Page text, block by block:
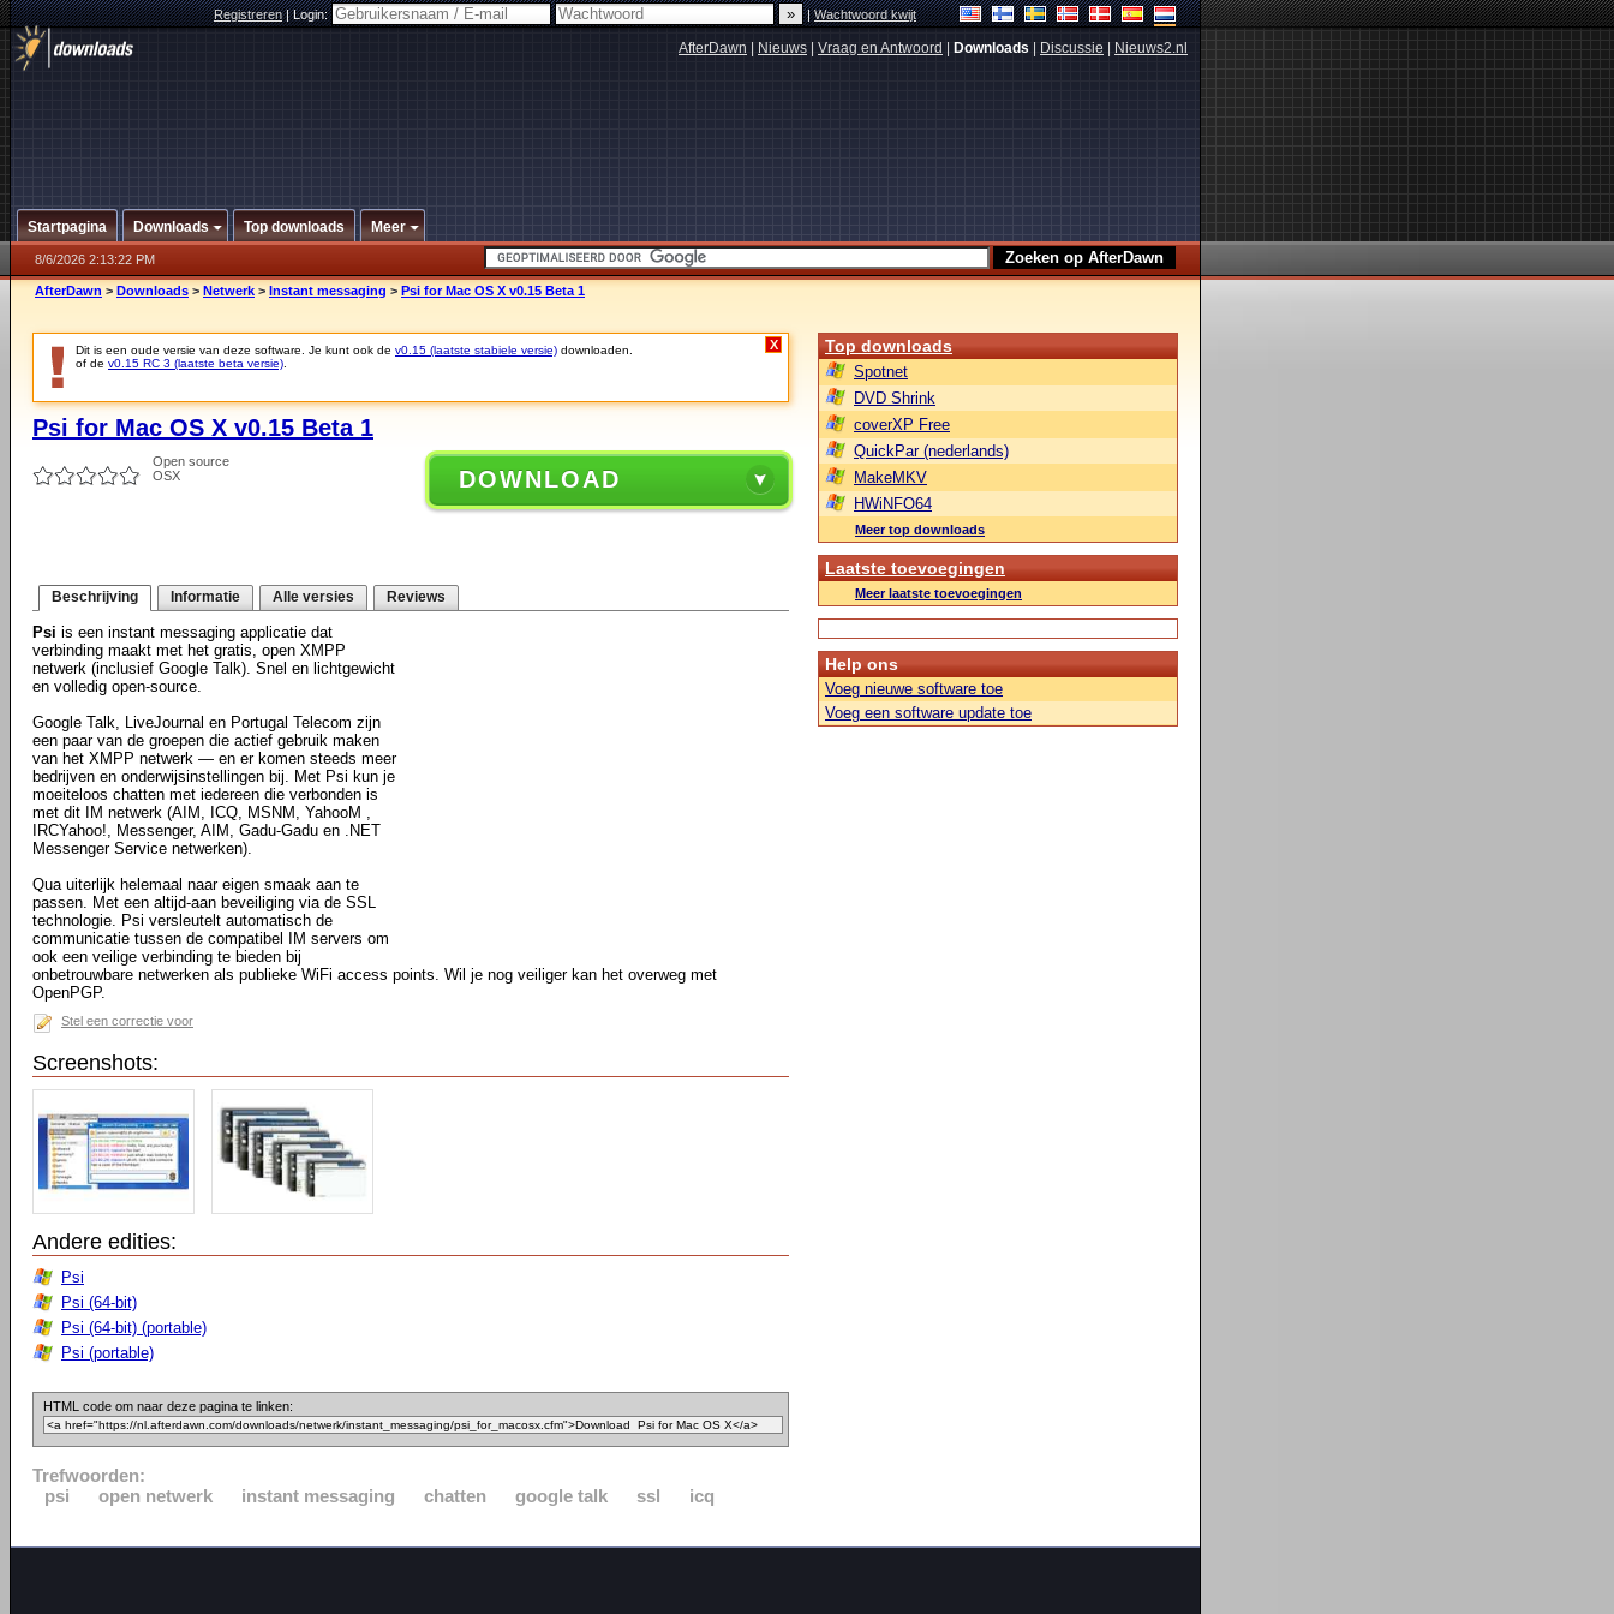
Registreren|Login: |Wachtwoord kwijt
AfterDawn Nieuws Vraag en Antwoord Downloads Discussie Nieuws2.nl
Startpagina Downloads Top downloads Meer
8/6/2026 2:13:22 PM
AfterDawn > Downloads > Netwerk > Instant messaging > Psi for Mac OS X v0.15 Beta 1
Dit is een oude versie van deze software. Je kunt ook de v0.15 (laatste stabiele versie) downloaden.
of de v0.15 RC 3 (laatste beta versie)
X
Psi for Mac OS X v0.15 Beta 1
Open source
OSX
DOWNLOAD
Beschrijving Informatie Alle versies Reviews
Psi is een instant messaging applicatie dat
verbinding maakt met het gratis, open XMPP
netwerk (inclusief Google Talk). Snel en lichtgewicht
en volledig open-source.
Google Talk, LiveJournal en Portugal Telecom zijn
een paar van de groepen die actief gebruik maken
van het XMPP netwerk — en er komen steeds meer
bedrijven en onderwijsinstellingen bij. Met Psi kun je
moeiteloos chatten met iedereen die verbonden is
met dit IM netwerk (AIM, ICQ, MSNM, YahooM ,
IRCYahoo!, Messenger, AIM, Gadu-Gadu en .NET
Messenger Service netwerken).
Qua uiterlijk helemaal naar eigen smaak aan te
passen. Met een altijd-aan beveiliging via de SSL
technologie. Psi versleutelt automatisch de
communicatie tussen de compatibel IM servers om
ook een veilige verbinding te bieden bij
onbetrouwbare netwerken als publieke WiFi access points. Wil je nog veiliger kan het overweg met
OpenPGP.
Stel een correctie voor
Screenshots:
Andere edities:
Psi
Psi (64-bit)
Psi (64-bit) (portable)
Psi (portable)
HTML code om naar deze pagina te linken:
Trefwoorden:
psi
open netwerk instant messaging chatten google talk ssl icq
Top downloads
Spotnet
DVD Shrink
coverXP Free
QuickPar (nederlands)
MakeMKV
HWiNFO64
Meer top downloads
Laatste toevoegingen
Meer laatste toevoegingen
Help ons
Voeg nieuwe software toe
Voeg een software update toe